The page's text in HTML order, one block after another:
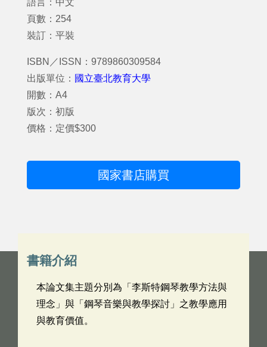
語言：中文
頁數：254
裝訂：平裝
ISBN／ISSN：9789860309584
出版單位： 國立臺北教育大學
開數：A4
版次：初版
價格：定價$300
國家書店購買
書籍介紹
本論文集主題分別為「李斯特鋼琴教學方法與
理念」與「鋼琴音樂與教學探討」之教學應用
與教育價值。